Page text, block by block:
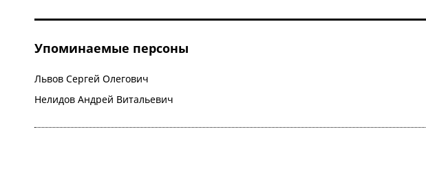
Упоминаемые персоны
Львов Сергей Олегович
Нелидов Андрей Витальевич